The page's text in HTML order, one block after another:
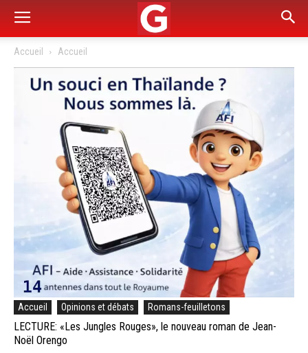
Accueil Accueil
Accueil Opinions et débats Romans-feuilletons
LECTURE: «Les Jungles Rouges», le nouveau roman de Jean-
Noël Orengo